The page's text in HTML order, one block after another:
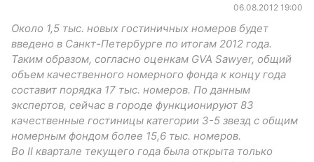
06.08.2012 19:00
Около 1,5 тыс. новых гостиничных номеров будет
введено в Санкт-Петербурге по итогам 2012 года.
Таким образом, согласно оценкам GVA Sawyer, общий
объем качественного номерного фонда к концу года
составит порядка 17 тыс. номеров. По данным
экспертов, сейчас в городе функционируют 83
качественные гостиницы категории 3-5 звезд с общим
номерным фондом более 15,6 тыс. номеров.
Во II квартале текущего года была открыта только